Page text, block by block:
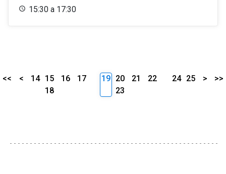
15:30 a 17:30
<< < 14 15 16
17
18
19 20 21
22
23
24 25 > >>